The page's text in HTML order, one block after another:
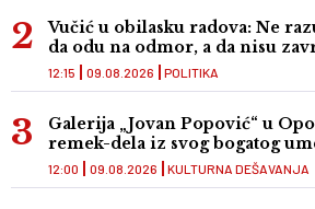
Vučić u obilasku radova: Ne
da odu na odmor, a da nisu
POLITIKA
12:15 09.08.2026
Galerija „Jovan Popović“ u
remek-dela iz svog bogatog
KULTURNA DEŠAVANJA
12:00 09.08.2026